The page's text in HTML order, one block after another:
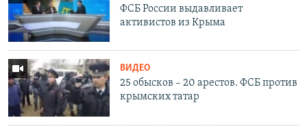
ФСБ России выдавливает
активистов из Крыма
ВИДЕО
25 обысков – 20 арестов. ФСБ против
крымских татар